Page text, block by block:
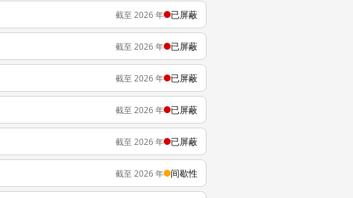
截至 2026 年 已屏蔽
截至 2026 年 已屏蔽
截至 2026 年 已屏蔽
截至 2026 年 已屏蔽
截至 2026 年 已屏蔽
截至 2026 年 间歇性